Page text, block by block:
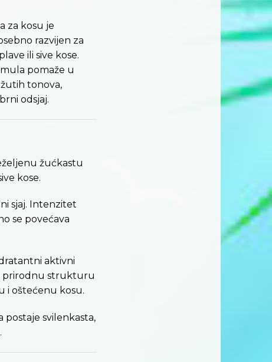
za kosu je
razvijen za
ili sive kose.
pomaže u
tonova,
odsjaj.
žućkastu
kose.
sjaj. Intenzitet
se povećava
aktivni
prirodnu strukturu
i oštećenu kosu.
svilenkasta,